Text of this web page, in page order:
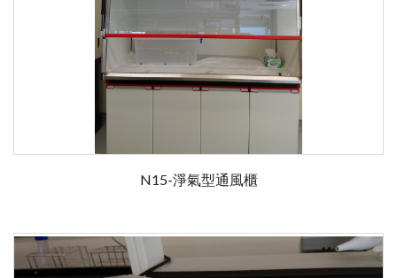
N15-淨氣型通風櫃